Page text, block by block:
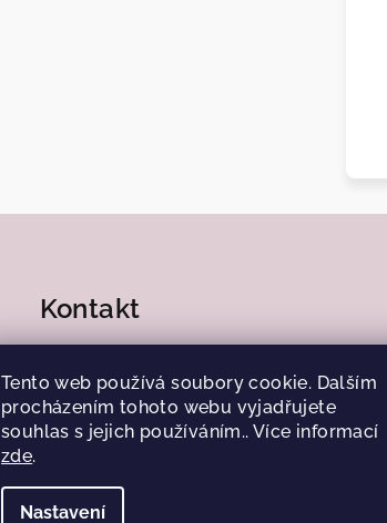
Tento web používá soubory cookie. Dalším
procházením tohoto webu vyjadřujete
souhlas s jejich používáním.. Více informací
zde.
Nastavení
Kontakt
776564185